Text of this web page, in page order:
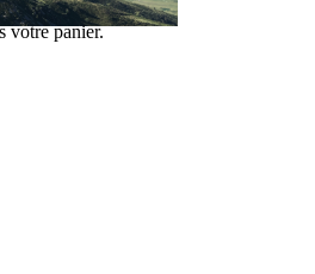
votre panier.